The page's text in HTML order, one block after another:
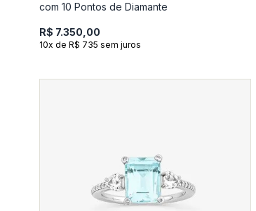
com 10 Pontos de Diamante
R$ 7.350,00
10x de R$ 735 sem juros